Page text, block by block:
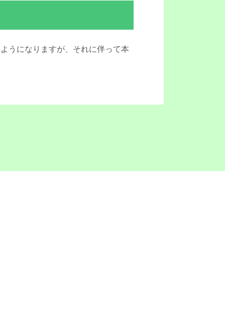
うになりますが、それに伴って本